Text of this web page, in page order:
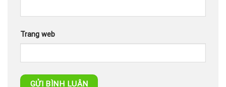
Trang web